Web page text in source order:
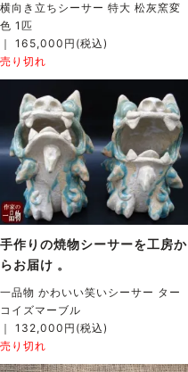
横向き立ちシーサー 特大 松灰窯変
色 1匹
｜ 165,000円(税込)
売り切れ
手作りの焼物シーサーを工房か
らお届け 。
一品物 かわいい笑いシーサー ター
コイズマーブル
｜ 132,000円(税込)
売り切れ